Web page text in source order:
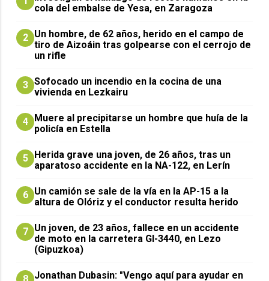
cola del embalse de Yesa, en Zaragoza
2 Un hombre, de 62 años, herido en el campo de
tiro de Aizoáin tras golpearse con el cerrojo de
un rifle
3 Sofocado un incendio en la cocina de una
vivienda en Lezkairu
4 Muere al precipitarse un hombre que huía de la
policía en Estella
5 Herida grave una joven, de 26 años, tras un
aparatoso accidente en la NA-122, en Lerín
6 Un camión se sale de la vía en la AP-15 a la
altura de Olóriz y el conductor resulta herido
7 Un joven, de 23 años, fallece en un accidente
de moto en la carretera GI-3440, en Lezo
(Gipuzkoa)
8 Jonathan Dubasin: "Vengo aquí para ayudar en